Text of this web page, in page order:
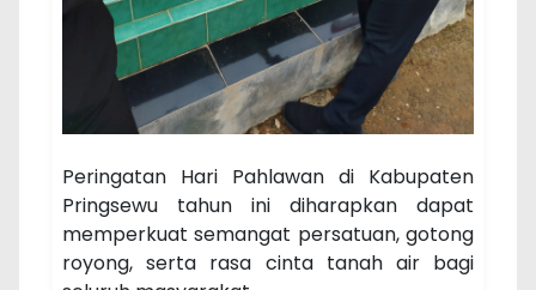
Peringatan Hari Pahlawan di Kabupaten
Pringsewu tahun ini diharapkan dapat
memperkuat semangat persatuan, gotong
royong, serta rasa cinta tanah air bagi